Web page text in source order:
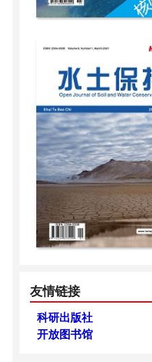
友情链接
科研出版社
开放图书馆